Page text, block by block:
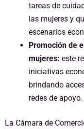
tareas de
las mujeres y
escenarios
Promoción de
mujeres: este
iniciativas
brindando
redes de apoyo.
La Cámara de